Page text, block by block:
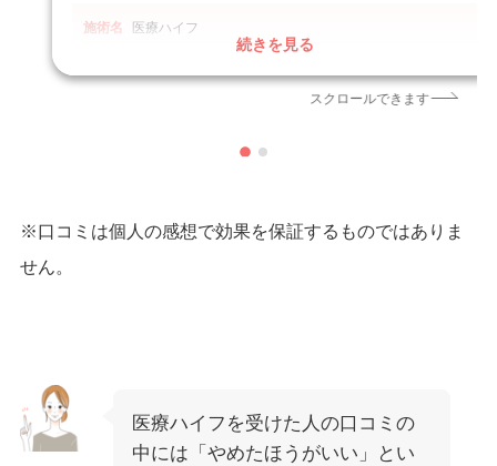
施術名
医療ハイフ
https://x.com/SchilfPrimel/status/1738855959215427628?
s=20
続きを見る
スクロールできます
※口コミは個人の感想で効果を保証するものではありま
せん。
医療ハイフを受けた人の口コミの
中には「やめたほうがいい」とい